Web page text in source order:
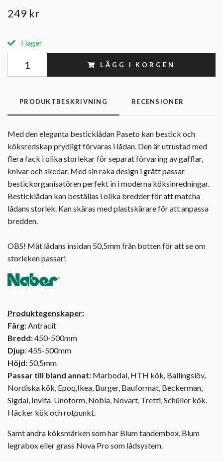
249 kr
I lager
LÄGG I KORGEN
PRODUKTBESKRIVNING RECENSIONER
Med den eleganta besticklådan Paseto kan bestick och
köksredskap prydligt förvaras i lådan. Den är utrustad med
flera fack i olika storlekar för separat förvaring av gafflar,
knivar och skedar. Med sin raka design i grått passar
bestickorganisatören perfekt in i moderna köksinredningar.
Besticklådan kan beställas i olika bredder för att matcha
lådans storlek. Kan skäras med plastskärare för att anpassa
bredden.
OBS! Mät lådans insidan 50,5mm från botten för att se om
storleken passar!
Produktegenskaper:
Färg: Antracit
Bredd:450-500mm
Djup: 455-500mm
Höjd: 50,5mm
Passar till bland annat: Marbodal, HTH kök, Ballingslöv,
Nordiska kök, Epoq,Ikea, Burger, Bauformat, Beckerman,
Sigdal, Invita, Unoform, Nobia, Novart, Tretti, Schüller kök,
Häcker kök och rotpunkt.
Samt andra köksmärken som har Blum tandembox, Blum
legrabox eller grass Nova Pro som lådsystem.